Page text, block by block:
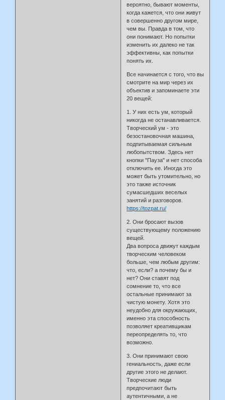
вероятно, бывают моменты,
когда кажется, что они живут
в совершенно другом мире,
чем вы. Правда в том, что
они понимают. Но попытки
изменить их далеко не так
эффективны, как попытки
понять их.
Все начинается с того, что вы
смотрите на мир через их
объектив и запоминаете эти
20 вещей:
1. У них есть ум, который
никогда не останавливается.
Творческий ум - это
безостановочная машина,
подпитываемая сильным
любопытством. Здесь нет
кнопки "Пауза" и нет способа
отключить ее. Иногда это
может быть утомительно, но
это также источник
сумасшедших веселых
занятий и разговоров.
https://tozpat.ru/
2. Они бросают вызов
существующему положению
вещей.
Два вопроса движут каждым
творческим человеком
больше, чем любым другим:
что, если? а почему бы и
нет? Они ставят под
сомнение то, что все
остальные принимают за
чистую монету. Хотя это
неудобно для окружающих,
именно эта способность
позволяет креативщикам
переопределять то, что
возможно.
3. Они принимают свою
гениальность, даже если
другие этого не делают.
Творческие люди
предпочитают быть
аутентичными, а не